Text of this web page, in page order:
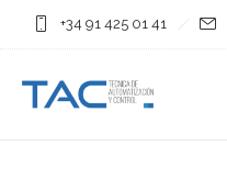
+34 91 425 01 41